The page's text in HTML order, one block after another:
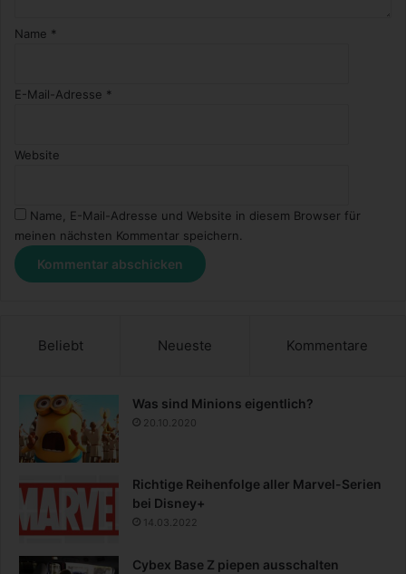
Name *
E-Mail-Adresse *
Website
Name, E-Mail-Adresse und Website in diesem Browser für
meinen nächsten Kommentar speichern.
Beliebt Neueste Kommentare
Was sind Minions eigentlich?
20.10.2020
Richtige Reihenfolge aller Marvel-Serien
bei Disney+
14.03.2022
Cybex Base Z piepen ausschalten